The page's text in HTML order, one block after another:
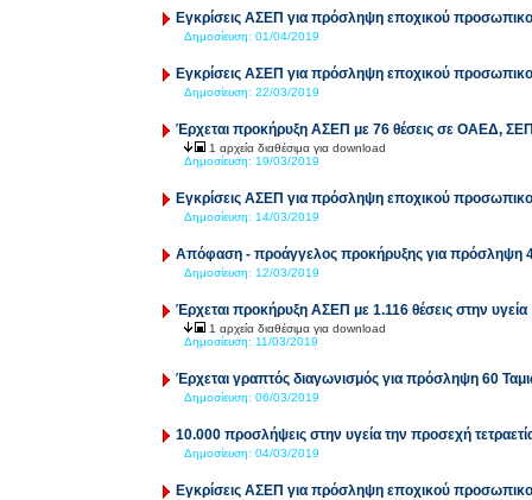
Εγκρίσεις ΑΣΕΠ για πρόσληψη εποχικού
Δημοσίευση: 01/04/2019
Εγκρίσεις ΑΣΕΠ για πρόσληψη εποχικού
Δημοσίευση: 22/03/2019
Έρχεται προκήρυξη ΑΣΕΠ με 76 θέσεις σε ΟΑΕΔ,
1 αρχεία διαθέσιμα για download
Δημοσίευση: 19/03/2019
Εγκρίσεις ΑΣΕΠ για πρόσληψη εποχικού
Δημοσίευση: 14/03/2019
Απόφαση - προάγγελος προκήρυξης για πρόσληψη
Δημοσίευση: 12/03/2019
Έρχεται προκήρυξη ΑΣΕΠ με 1.116 θέσεις στην υγεία
1 αρχεία διαθέσιμα για download
Δημοσίευση: 11/03/2019
Έρχεται γραπτός διαγωνισμός για πρόσληψη 60
Δημοσίευση: 06/03/2019
10.000 προσλήψεις στην υγεία την προσεχή
Δημοσίευση: 04/03/2019
Εγκρίσεις ΑΣΕΠ για πρόσληψη εποχικού